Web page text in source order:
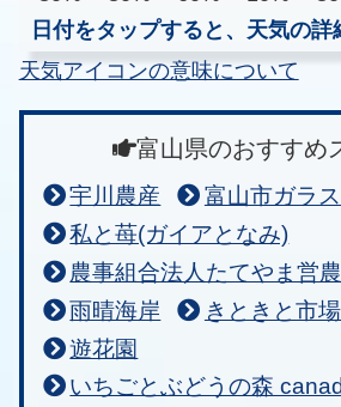
日付をタップすると、天気の
天気アイコンの意味について
富山県のおすすめ
宇川農産
富山市ガラ
私と苺(ガイアとなみ)
農事組合法人たてやま営
雨晴海岸
きときと市
遊花園
いちごとぶどうの森